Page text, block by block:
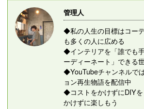
管理人
◆私の人生の目標はコー
も多くの人に広める
◆インテリアを「誰でも
ーディーネート」できる
◆YouTubeチャンネルで
ョン再生物語を配信中
◆コストをかけずにDIY
かけずに楽しもう